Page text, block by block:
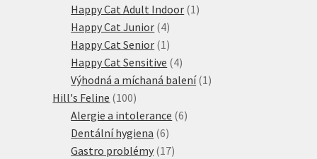
produktů
Happy Cat Adult Indoor 1 1
Happy Cat Junior 44
produkty
Happy Cat Senior 1 1
produkt
Happy Cat Sensitive 44
produkty
Výhodná a míchaná balení 1 1
Hill's Feline 100100
produktů
Alergie a intolerance 66
Dentální hygiena 66
produktů
Gastro problémy 1717